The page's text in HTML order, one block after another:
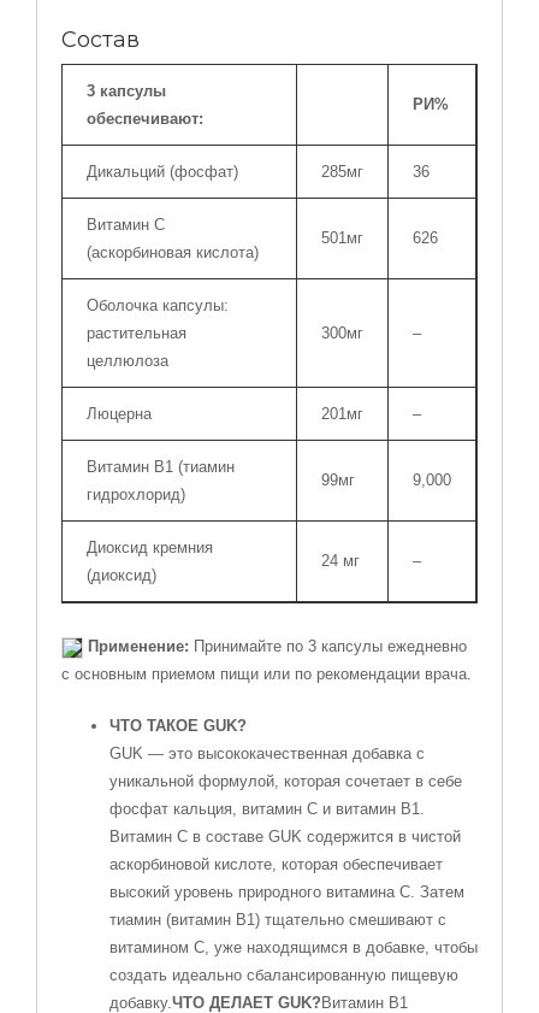
капсул
Состав
3 капсулы
обеспечивают:
РИ%
Дикальций (фосфат) 285мг 36
Витамин С
(аскорбиновая кислота)
501мг 626
Оболочка капсулы:
растительная
целлюлоза
300мг –
Люцерна 201мг –
Витамин B1 (тиамин
гидрохлорид)
99мг 9,000
Диоксид кремния
(диоксид)
24 мг –
Применение: Принимайте по 3 капсулы ежедневно
с основным приемом пищи или по рекомендации врача.
ЧТО ТАКОЕ GUK?
GUK — это высококачественная добавка с
уникальной формулой, которая сочетает в себе
фосфат кальция, витамин С и витамин В1.
Витамин С в составе GUK содержится в чистой
аскорбиновой кислоте, которая обеспечивает
высокий уровень природного витамина С. Затем
тиамин (витамин В1) тщательно смешивают с
витамином С, уже находящимся в добавке, чтобы
создать идеально сбалансированную пищевую
добавку.ЧТО ДЕЛАЕТ GUK? Витамин B1